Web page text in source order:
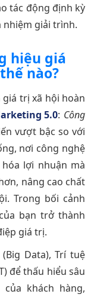
tác động định kỳ
nhiệm giải trình.
hiệu giá
nào?
trị xã hội hoàn
5.0: Công
vượt bậc so với
nơi công nghệ
lợi nhuận mà
nâng cao chất
Trong bối cảnh
của bạn trở thành
giá trị.
Data), Trí tuệ
để thấu hiểu sâu
khách hàng,